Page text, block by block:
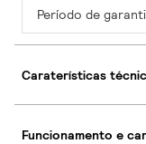
Período de
Caraterísticas
Funcionamento e